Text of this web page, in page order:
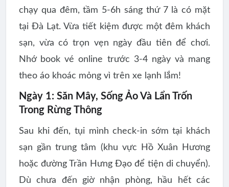
chạy qua đêm, tầm 5-6h sáng thứ 7là có mặt
tại Đà Lạt. Vừa tiết kiệm được một đêm khách
sạn, vừa có trọn vẹn ngày đầu tiên để chơi.
Nhớ book vé online trước 3-4 ngày và mang
theo áo khoác mỏng vì trên xe lạnh lắm!
Ngày 1: Săn Mây, Sống Ảo Và Lẩn Trốn
Trong Rừng Thông
Sau khi đến, tụi mình check-in sớm tại khách
sạn gần trung tâm (khu vực Hồ Xuân Hương
hoặc đường Trần Hưng Đạo để tiện di chuyển).
Dù chưa đến giờ nhận phòng, hầu hết các